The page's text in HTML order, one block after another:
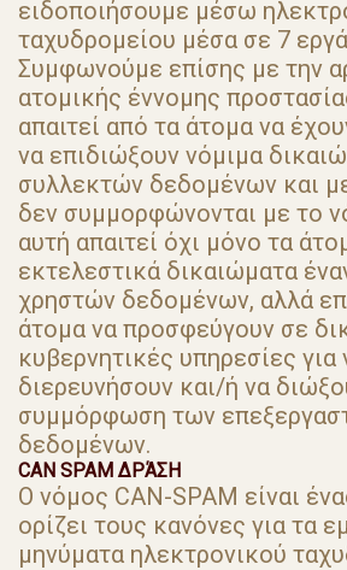
ειδοποιήσουμε μέσω
ταχυδρομείου μέσα σε 7
Συμφωνούμε επίσης με την
ατομικής έννομης
απαιτεί από τα άτομα να
να επιδιώξουν νόμιμα
συλλεκτών δεδομένων και
δεν συμμορφώνονται με το
αυτή απαιτεί όχι μόνο τα
εκτελεστικά δικαιώματα
χρηστών δεδομένων, αλλά
άτομα να προσφεύγουν σε
κυβερνητικές υπηρεσίες για
διερευνήσουν και/ή να
συμμόρφωση των
δεδομένων.
CAN SPAM ΔΡΆΣΗ
Ο νόμος CAN-SPAM είναι
ορίζει τους κανόνες για τα
μηνύματα ηλεκτρονικού